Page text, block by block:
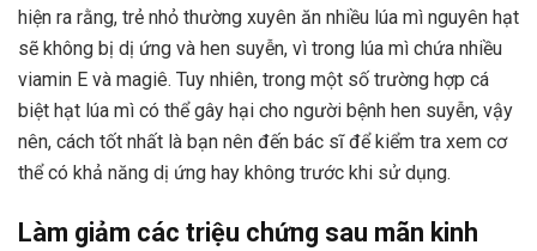
hiện ra rằng, trẻ nhỏ thường xuyên ăn nhiều lúa mì nguyên hạt
sẽ không bị dị ứng và hen suyễn, vì trong lúa mì chứa nhiều
viamin E và magiê. Tuy nhiên, trong một số trường hợp cá
biệt hạt lúa mì có thể gây hại cho người bệnh hen suyễn, vậy
nên, cách tốt nhất là bạn nên đến bác sĩ để kiểm tra xem cơ
thể có khả năng dị ứng hay không trước khi sử dụng.
Làm giảm các triệu chứng sau mãn kinh